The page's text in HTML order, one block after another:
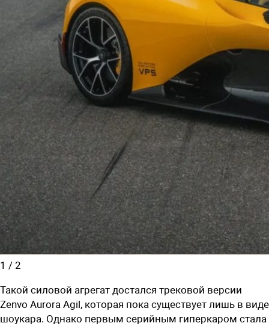
1 / 2
Такой силовой агрегат достался трековой версии
Zenvo Aurora Agil, которая пока существует лишь в виде
шоукара. Однако первым серийным гиперкаром стала